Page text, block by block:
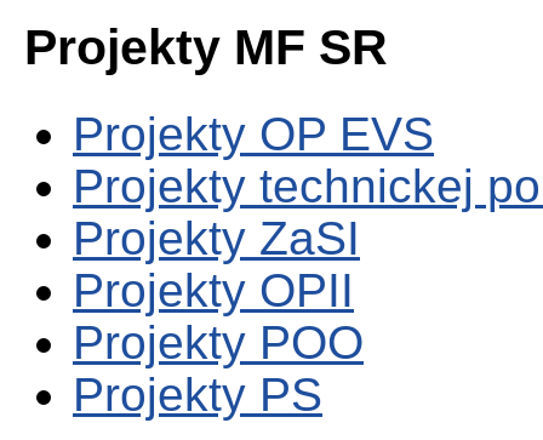
Projekty MF SR
Projekty OP EVS
Projekty technickej
Projekty ZaSI
Projekty OPII
Projekty POO
Projekty PS